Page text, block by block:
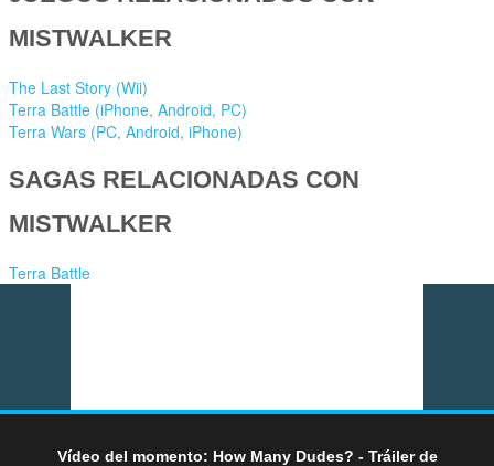
MISTWALKER
The Last Story (Wii)
Terra Battle (iPhone, Android, PC)
Terra Wars (PC, Android, iPhone)
SAGAS RELACIONADAS CON
MISTWALKER
Terra Battle
Vídeo del momento: How Many Dudes? - Tráiler de